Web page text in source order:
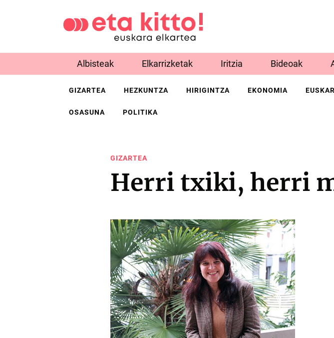
Albisteak Elkarrizketak Iritzia Bideoak
GIZARTEA HEZKUNTZA HIRIGINTZA EKONOMIA
OSASUNA POLITIKA
GIZARTEA
Herri txiki, herri